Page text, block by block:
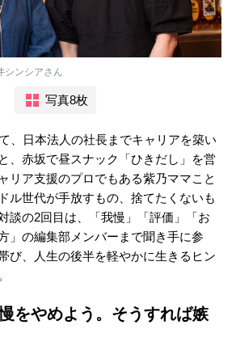
シンシアさん
写真8枚
、日本法人の社長までキャリアを築い
、赤坂で昼スナック「ひきだし」を営
リア支援のプロでもある紫乃ママこと
ル世代が手放すもの、捨てたくないも
談の2回目は、「我慢」「評価」「お
」の編集部メンバーまで聞き手に参
び、人生の後半を軽やかに生きるヒン
をやめよう。そうすれば嫉